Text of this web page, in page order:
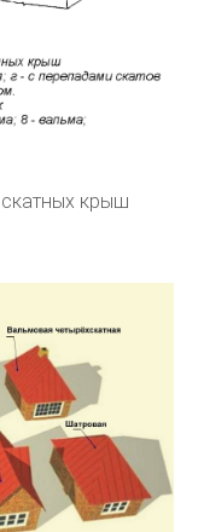
крыш